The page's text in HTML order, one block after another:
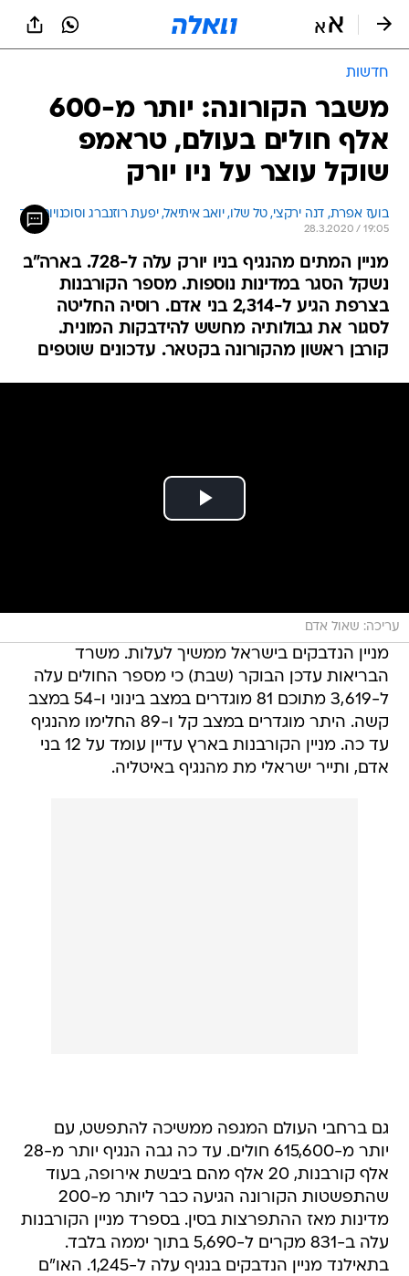
חדשות
משבר הקורונה: יותר מ-600
אלף חולים בעולם, טראמפ
שוקל עוצר על ניו יורק
בועז אפרת, דנה ירקצי, טל שלו, יואב איתיאל, יפעת רוזנברג וסוכנויות
28.3.2020 / 19:05
מניין המתים מהנגיף בניו יורק עלה ל-728. בארה"ב
נשקל הסגר במדינות נוספות. מספר הקורבנות
בצרפת הגיע ל-2,314 בני אדם. רוסיה החליטה
לסגור את גבולותיה מחשש להידבקות המונית.
קורבן ראשון מהקורונה בקטאר. עדכונים שוטפים
עריכה: שאול אדם
מניין הנדבקים בישראל ממשיך לעלות. משרד
הבריאות עדכן הבוקר (שבת) כי מספר החולים עלה
ל-3,619 מתוכם 81 מוגדרים במצב בינוני ו-54 במצב
קשה. היתר מוגדרים במצב קל ו-89 החלימו מהנגיף
עד כה. מניין הקורבנות בארץ עדיין עומד על 12 בני
אדם, ותייר ישראלי מת מהנגיף באיטליה.
גם ברחבי העולם המגפה ממשיכה להתפשט, עם
יותר מ-615,600 חולים. עד כה גבה הנגיף יותר מ-28
אלף קורבנות, 20 אלף מהם ביבשת אירופה, בעוד
שהתפשטות הקורונה הגיעה כבר ליותר מ-200
מדינות מאז ההתפרצות בסין. בספרד מניין הקורבנות
עלה ב-831 מקרים ל-5,690 בתוך יממה בלבד.
בתאילנד מניין הנדבקים בנגיף עלה ל-1,245. האו"ם